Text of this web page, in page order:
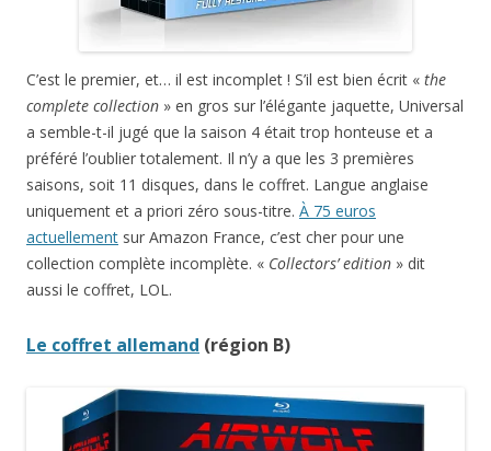
C’est le premier, et… il est incomplet ! S’il est bien écrit « the
complete collection » en gros sur l’élégante jaquette, Universal
a semble-t-il jugé que la saison 4 était trop honteuse et a
préféré l’oublier totalement. Il n’y a que les 3 premières
saisons, soit 11 disques, dans le coffret. Langue anglaise
uniquement et a priori zéro sous-titre. À 75 euros
actuellement sur Amazon France, c’est cher pour une
collection complète incomplète. « Collectors’ edition » dit
aussi le coffret, LOL.
Le coffret allemand (région B)